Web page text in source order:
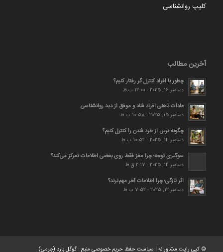
کلیپ روانشناسی
آخرین مطالب
چطور با افراد کنترل گر رفتار کنیم؟
دسامبر 16, 2025 - 12:00 ب.ظ
عادات ذهنی افراد شاد و موفق از دید روانشناسی
دسامبر 15, 2025 - 10:58 ب.ظ
چگونه ترس از طرد شدن را کنترل کنیم؟
دسامبر 14, 2025 - 10:54 ب.ظ
سوگیری توجه؛ چرا مغز فقط روی بعضی اطلاعات تمرکز می‌کند؟
دسامبر 14, 2025 - 2:17 ق.ظ
اثر تازگی؛ چرا اطلاعات آخر مهم‌ترند؟
دسامبر 12, 2025 - 7:52 ب.ظ
© کپی رایت مشاورانه| سیاست حفظ حریم خصوصیمنبع :گوگل بارد (جرمی)